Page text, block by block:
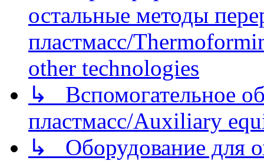
остальные методы
пластмасс/
other technologies
↳ Вспомогательное
пластмасс/Auxiliary
↳ Оборудование для